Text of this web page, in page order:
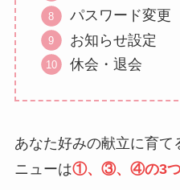
パスワード変更
お知らせ設定
休会・退会
あなた好みの献立に育て
ニューは①、③、④の3